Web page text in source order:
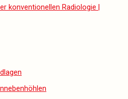
konventionellen Radiologie |